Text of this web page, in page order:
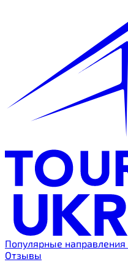
Популярные направления
Отзывы